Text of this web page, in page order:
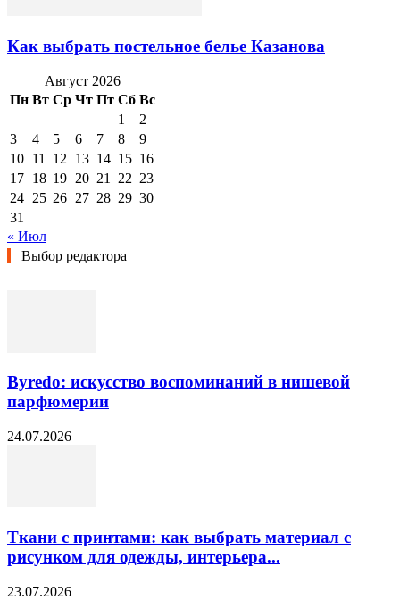
Как выбрать постельное белье Казанова
Август 2026
Пн Вт Ср Чт Пт Сб Вс
1
2
3
4 5 6 7 8
9
10 11 12 13 14 15 16
17 18 19 20 21 22 23
24 25 26 27 28 29 30
31
« Июл
Выбор редактора
Byredo: искусство воспоминаний в нишевой
парфюмерии
24.07.2026
Ткани с принтами: как выбрать материал с
рисунком для одежды, интерьера...
23.07.2026